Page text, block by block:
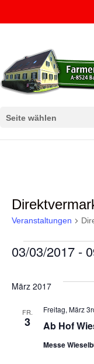
Seite wählen
Veranstaltungen
03/03/2017 -
wählen.
März 2017
FR.
3 Ab Hof
Freitag, März
Messe